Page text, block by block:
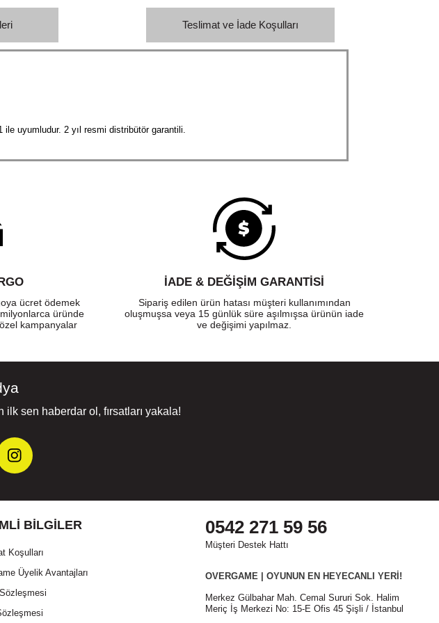
Teslimat ve İade Koşulları
uyumludur. 2 yıl resmi distribütör garantili.
ücret ödemek
milyonlarca üründe
kampanyalar
İADE & DEĞİŞİM GARANTİSİ
Sipariş edilen ürün hatası müşteri kullanımından
oluşmuşsa veya 15 günlük süre aşılmışsa ürünün iade
ve değişimi yapılmaz.
sen haberdar ol, fırsatları yakala!
BILGILER
Koşulları
Üyelik Avantajları
0542 271 59 56
Müşteri Destek Hattı
OVERGAME | OYUNUN EN HEYECANLI YERİ!
Merkez Gülbahar Mah. Cemal Sururi Sok. Halim
Meriç İş Merkezi No: 15-E Ofis 45 Şişli / İstanbul